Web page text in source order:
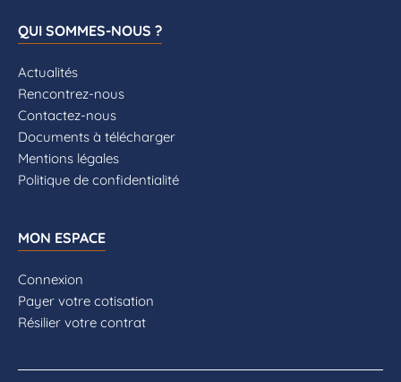
QUI SOMMES-NOUS ?
Actualités
Rencontrez-nous
Contactez-nous
Documents à télécharger
Mentions légales
Politique de confidentialité
MON ESPACE
Connexion
Payer votre cotisation
Résilier votre contrat